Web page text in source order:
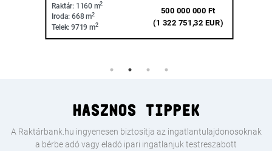
Telek:4296 m2 (2 089 947,09 EUR)
HASZNOS TIPPEK
A Raktárbank.hu ingyenesen biztosítja az ingatlantulajdonosoknak
a bérbe adó vagy eladó ipari ingatlanjuk testreszabott